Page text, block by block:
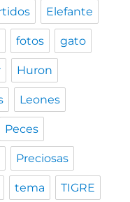
Elefante
fotos gato
Huron
Leones
Peces
Preciosas
tema TIGRE